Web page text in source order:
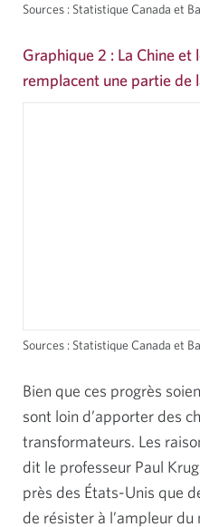
Sources : Statistique Canada et
Graphique 2 : La Chine et
remplacent une partie de
Sources : Statistique Canada et
Bien que ces progrès
sont loin d’apporter des
transformateurs. Les
dit le professeur Paul
près des États-Unis que
de résister à l’ampleur